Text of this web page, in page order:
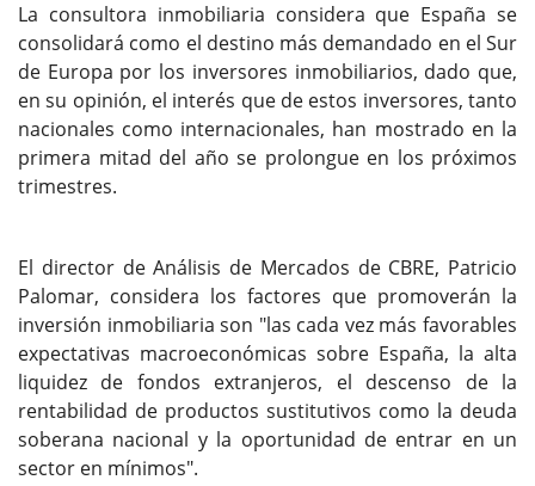
La consultora inmobiliaria considera que España se
consolidará como el destino más demandado en el Sur
de Europa por los inversores inmobiliarios, dado que,
en su opinión, el interés que de estos inversores, tanto
nacionales como internacionales, han mostrado en la
primera mitad del año se prolongue en los próximos
trimestres.
El director de Análisis de Mercados de CBRE, Patricio
Palomar, considera los factores que promoverán la
inversión inmobiliaria son "las cada vez más favorables
expectativas macroeconómicas sobre España, la alta
liquidez de fondos extranjeros, el descenso de la
rentabilidad de productos sustitutivos como la deuda
soberana nacional y la oportunidad de entrar en un
sector en mínimos".